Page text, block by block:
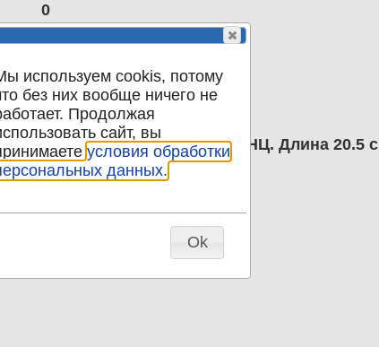
0
мельхиор
446.00
0.00
1
6 столовых ложек Роза МНЦ. Длина 20.5
используем cookis, потому
без них вообще ничего не
Продолжая
сайт, вы
условия обработки
данных.
Ok